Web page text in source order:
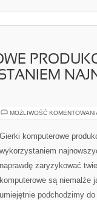
MOŻLIWOŚĆ
Gierki komputerowe
wykorzystaniem
naprawdę zaryzykować
komputerowe są niemalże
umiejętnie podchodzimy